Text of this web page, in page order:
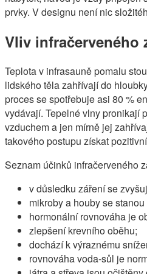
prvky. V designu není nic
Vliv infračerveného
Teplota v infrasauně pomalu
lidského těla zahřívají do
proces se spotřebuje asi 80 %
vydávají. Tepelné vlny pronikají
vzduchem a jen mírně jej
takového postupu získat
Seznam účinků infračerveného
v důsledku záření se
mikroby a houby se
hormonální rovnováha je
zlepšení krevního oběhu;
dochází k výraznému
rovnováha voda-sůl je